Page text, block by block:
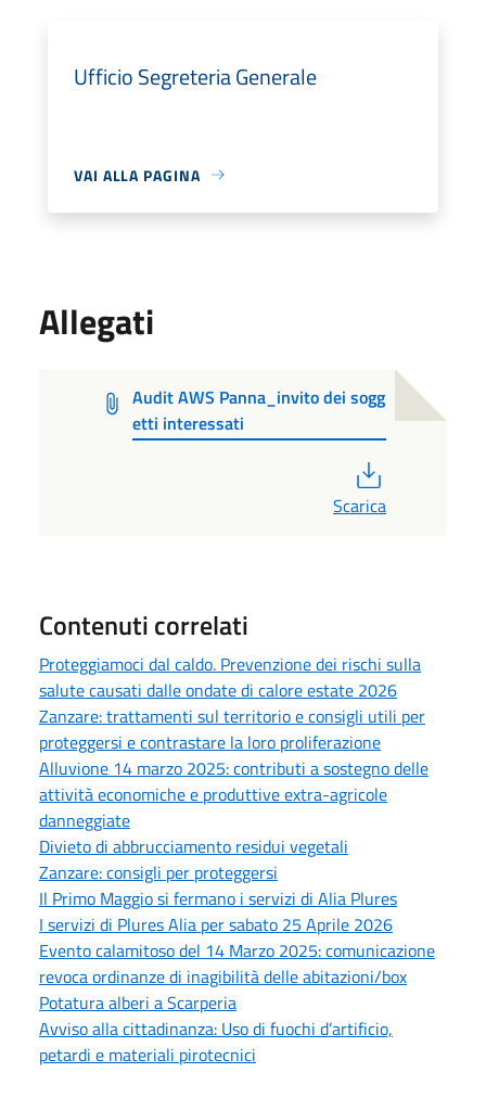
Ufficio Segreteria Generale
VAI ALLA PAGINA
Allegati
Audit AWS Panna_invito dei sogg
etti interessati
Scarica
Contenuti correlati
Proteggiamoci dal caldo. Prevenzione dei rischi sulla
salute causati dalle ondate di calore estate 2026
Zanzare: trattamenti sul territorio e consigli utili per
proteggersi e contrastare la loro proliferazione
Alluvione 14 marzo 2025: contributi a sostegno delle
attività economiche e produttive extra-agricole
danneggiate
Divieto di abbrucciamento residui vegetali
Zanzare: consigli per proteggersi
Il Primo Maggio si fermano i servizi di Alia Plures
I servizi di Plures Alia per sabato 25 Aprile 2026
Evento calamitoso del 14 Marzo 2025: comunicazione
revoca ordinanze di inagibilità delle abitazioni/box
Potatura alberi a Scarperia
Avviso alla cittadinanza: Uso di fuochi d’artificio,
petardi e materiali pirotecnici